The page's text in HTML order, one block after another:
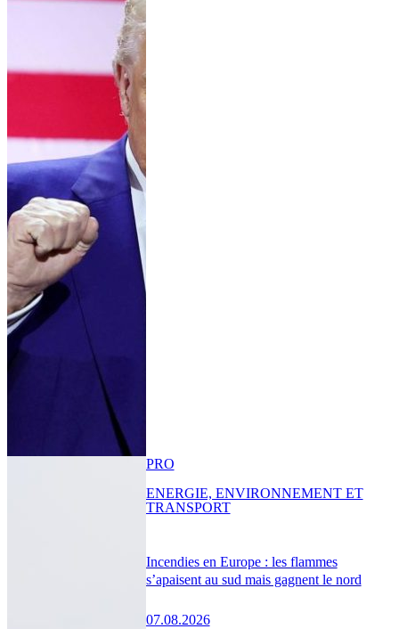
Incendies en Europe : les flammes
s’apaisent au sud mais gagnent le nord
07.08.2026
PRO
ENERGIE, ENVIRONNEMENT ET
TRANSPORT